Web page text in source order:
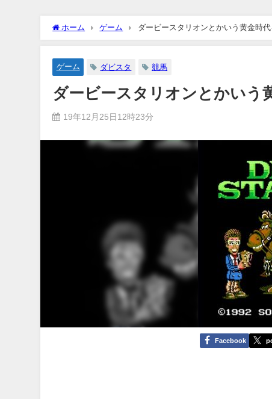
ホーム ゲーム ダービースタリオンとかいう黄金時
ゲーム ダビスタ 競馬
ダービースタリオンとかいう
19年12月25日12時23分
Facebook